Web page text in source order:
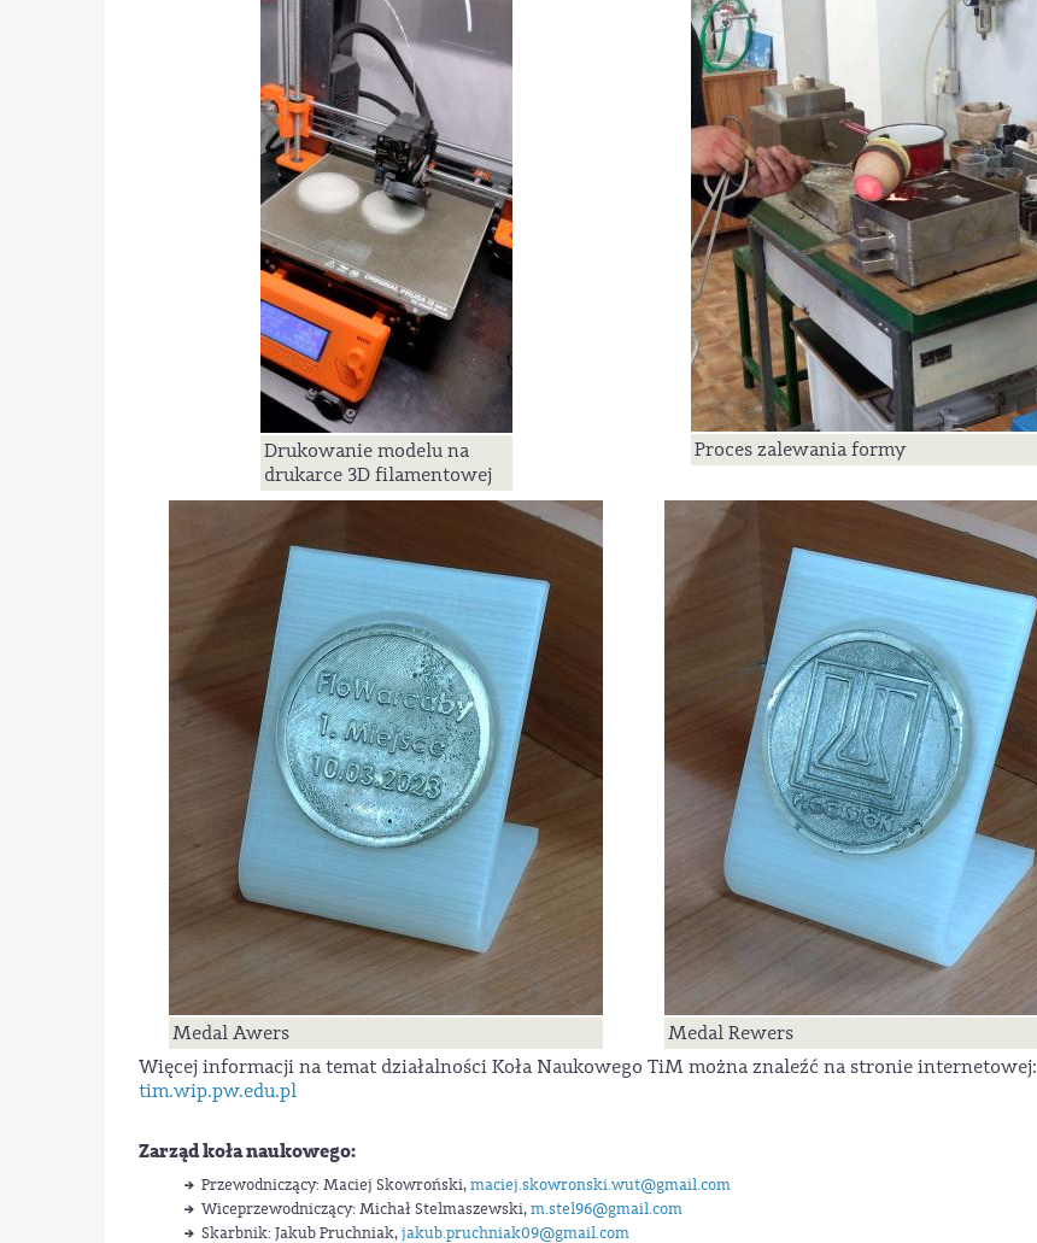
Drukowanie modelu na
drukarce 3D filamentowej
Proces zalewania formy
Medal Awers
Medal Rewers
Więcej informacji na temat działalności Koła Naukowego TiM można znaleźć na stronie internetowej:
tim.wip.pw.edu.pl
Zarząd koła naukowego:
Przewodniczący: Maciej Skowroński,maciej.skowronski.wut@gmail.com
Wiceprzewodniczący: Michał Stelmaszewski,m.stel96@gmail.com
Skarbnik: Jakub Pruchniak,jakub.pruchniak09@gmail.com